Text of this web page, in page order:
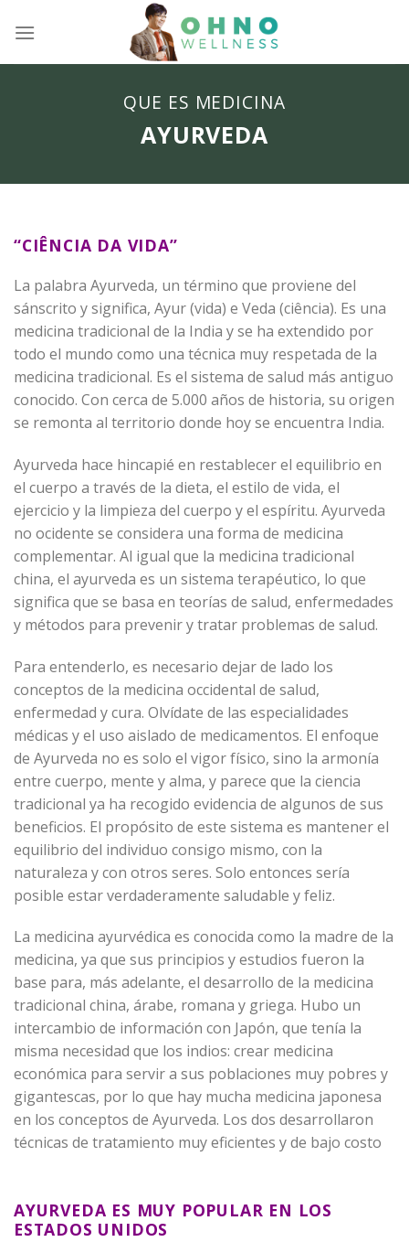
QUE ES MEDICINA
AYURVEDA
“CIÊNCIA DA VIDA”
La palabra Ayurveda, un término que proviene del
sánscrito y significa, Ayur (vida) e Veda (ciência). Es una
medicina tradicional de la India y se ha extendido por
todo el mundo como una técnica muy respetada de la
medicina tradicional. Es el sistema de salud más antiguo
conocido. Con cerca de 5.000 años de historia, su origen
se remonta al territorio donde hoy se encuentra India.
Ayurveda hace hincapié en restablecer el equilibrio en
el cuerpo a través de la dieta, el estilo de vida, el
ejercicio y la limpieza del cuerpo y el espíritu. Ayurveda
no ocidente se considera una forma de medicina
complementar. Al igual que la medicina tradicional
china, el ayurveda es un sistema terapéutico, lo que
significa que se basa en teorías de salud, enfermedades
y métodos para prevenir y tratar problemas de salud.
Para entenderlo, es necesario dejar de lado los
conceptos de la medicina occidental de salud,
enfermedad y cura. Olvídate de las especialidades
médicas y el uso aislado de medicamentos. El enfoque
de Ayurveda no es solo el vigor físico, sino la armonía
entre cuerpo, mente y alma, y parece que la ciencia
tradicional ya ha recogido evidencia de algunos de sus
beneficios. El propósito de este sistema es mantener el
equilibrio del individuo consigo mismo, con la
naturaleza y con otros seres. Solo entonces sería
posible estar verdaderamente saludable y feliz.
La medicina ayurvédica es conocida como la madre de la
medicina, ya que sus principios y estudios fueron la
base para, más adelante, el desarrollo de la medicina
tradicional china, árabe, romana y griega. Hubo un
intercambio de información con Japón, que tenía la
misma necesidad que los indios: crear medicina
económica para servir a sus poblaciones muy pobres y
gigantescas, por lo que hay mucha medicina japonesa
en los conceptos de Ayurveda. Los dos desarrollaron
técnicas de tratamiento muy eficientes y de bajo costo
AYURVEDA ES MUY POPULAR EN LOS
ESTADOS UNIDOS